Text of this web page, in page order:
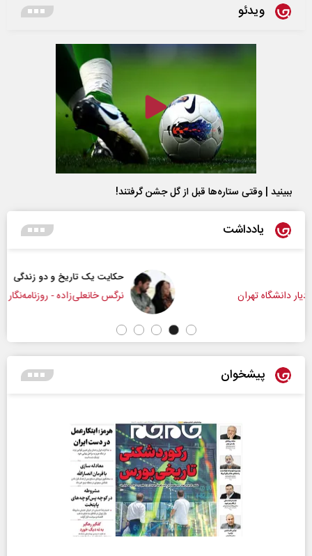
ویدئو
ببینید | وقتی ستاره‌ها قبل از گل جشن گرفتند!
یادداشت
حکایت یک تاریخ و دو زندگی
نرگس خانعلی‌زاده - روزنامه‌نگار
پیشخوان